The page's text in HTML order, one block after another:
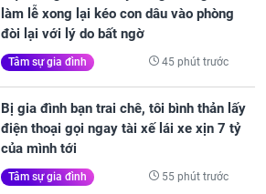
làm lễ xong lại kéo con dâu vào phòng
đòi lại với lý do bất ngờ
Tâm sự gia đình 45 phút trước
Bị gia đình bạn trai chê, tôi bình thản lấy
điện thoại gọi ngay tài xế lái xe xịn 7 tỷ
của mình tới
Tâm sự gia đình 55 phút trước